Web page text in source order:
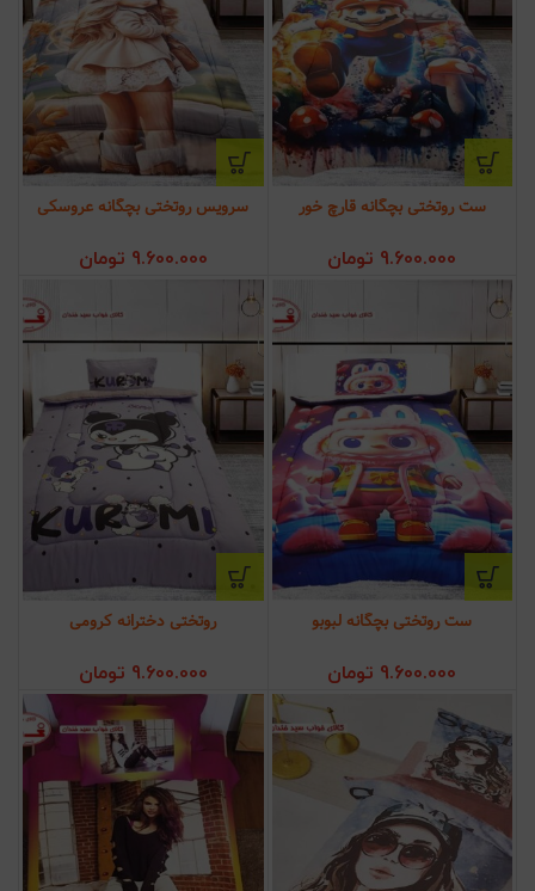
ست روتختی بچگانه قارچ خور
9.600.000 تومان
سرویس روتختی بچگانه عروسکی
9.600.000 تومان
ست روتختی بچگانه لبوبو
9.600.000 تومان
روتختی دخترانه کرومی
9.600.000 تومان